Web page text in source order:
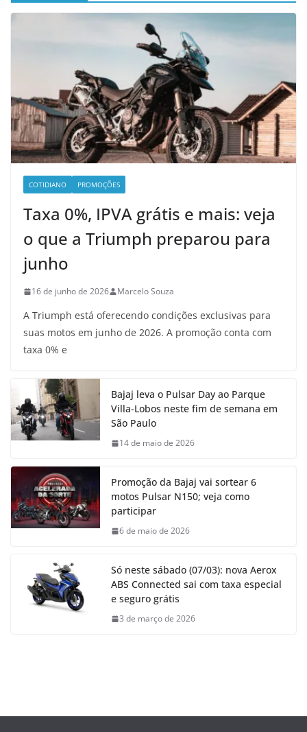
COTIDIANO PROMOÇÕES
Taxa 0%, IPVA grátis e mais: veja
o que a Triumph preparou para
junho
16 de junho de 2026 Marcelo Souza
A Triumph está oferecendo condições exclusivas para
suas motos em junho de 2026. A promoção conta com
taxa 0% e
Bajaj leva o Pulsar Day ao Parque
Villa-Lobos neste fim de semana em
São Paulo
14 de maio de 2026
Promoção da Bajaj vai sortear 6
motos Pulsar N150; veja como
participar
6 de maio de 2026
Só neste sábado (07/03): nova Aerox
ABS Connected sai com taxa especial
e seguro grátis
3 de março de 2026